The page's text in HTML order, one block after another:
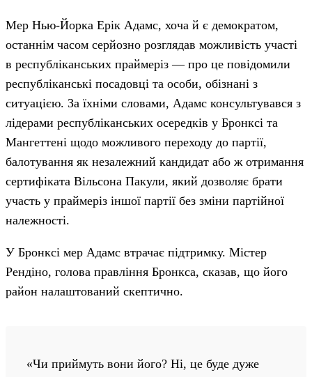
Мер Нью-Йорка Ерік Адамс, хоча й є демократом,
останнім часом серйозно розглядав можливість участі
в республіканських праймеріз — про це повідомили
республіканські посадовці та особи, обізнані з
ситуацією. За їхніми словами, Адамс консультувався з
лідерами республіканських осередків у Бронксі та
Мангеттені щодо можливого переходу до партії,
балотування як незалежний кандидат або ж отримання
сертифіката Вільсона Пакули, який дозволяє брати
участь у праймеріз іншої партії без зміни партійної
належності.
У Бронксі мер Адамс втрачає підтримку. Містер
Рендіно, голова правління Бронкса, сказав, що його
район налаштований скептично.
«Чи приймуть вони його? Ні, це буде дуже